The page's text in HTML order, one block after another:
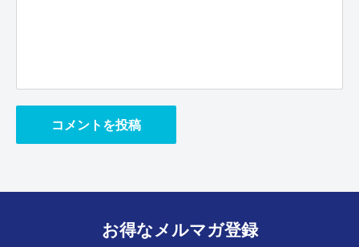
コメントを投稿
お得なメルマガ登録